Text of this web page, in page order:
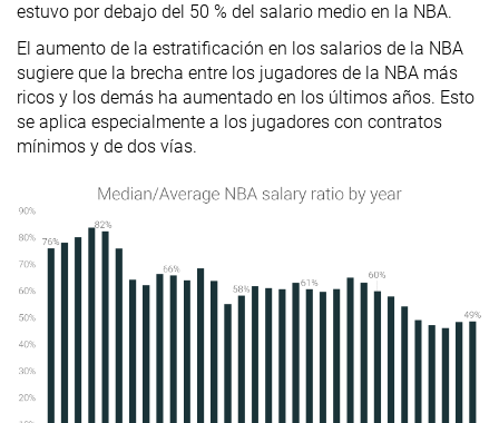
estuvo por debajo del 50 % del salario medio en la NBA.
El aumento de la estratificación en los salarios de la NBA
sugiere que la brecha entre los jugadores de la NBA más
ricos y los demás ha aumentado en los últimos años. Esto
se aplica especialmente a los jugadores con contratos
mínimos y de dos vías.